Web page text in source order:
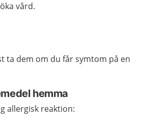
vård.
ta dem om du får symtom på en
hemma
allergisk reaktion: